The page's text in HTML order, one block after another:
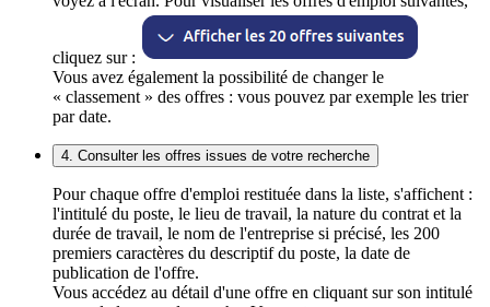
cliquez sur :
Vous avez également la possibilité de changer le
« classement » des offres : vous pouvez par exemple les trier
par date.
4. Consulter les offres issues de votre recherche
Pour chaque offre d'emploi restituée dans la liste, s'affichent :
l'intitulé du poste, le lieu de travail, la nature du contrat et la
durée de travail, le nom de l'entreprise si précisé, les 200
premiers caractères du descriptif du poste, la date de
publication de l'offre.
Vous accédez au détail d'une offre en cliquant sur son intitulé